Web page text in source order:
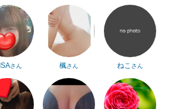
さん 楓さん ねこ さん